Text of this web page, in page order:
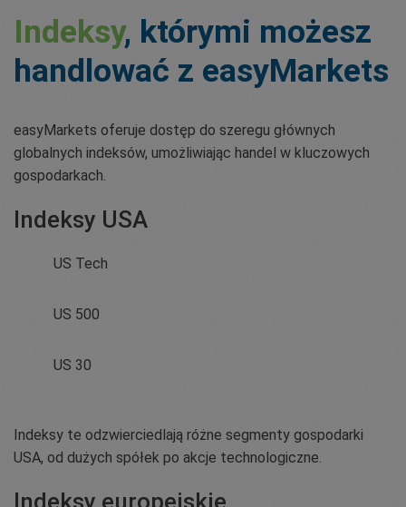
Indeksy, którymi możesz
handlować z easyMarkets
easyMarkets oferuje dostęp do szeregu głównych
globalnych indeksów, umożliwiając handel w kluczowych
gospodarkach.
Indeksy USA
US Tech
US 500
US 30
Indeksy te odzwierciedlają różne segmenty gospodarki
USA, od dużych spółek po akcje technologiczne.